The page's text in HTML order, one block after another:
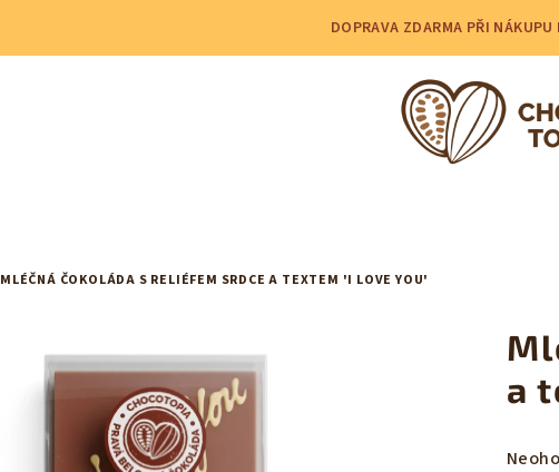
DOPRAVA ZDARMA PŘI
MLÉČNÁ ČOKOLÁDA S RELIÉFEM SRDCE A TEXTEM 'I LOVE YOU'
a